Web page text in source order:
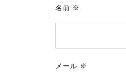
名前 ※
メール ※